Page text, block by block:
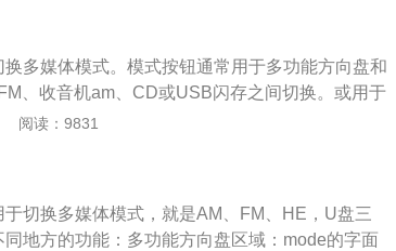
多媒体模式。模式按钮通常用于多功能方向盘和
、收音机am、CD或USB闪存之间切换。或用于
mode键1秒以上，仪表发出提示音，仪表进入工
按mode键：进入子菜单，选择菜单项或设置，中
阅读：9831
切换多媒体模式，就是AM、FM、HE，U盘三
地方的功能：多功能方向盘区域：mode的字面